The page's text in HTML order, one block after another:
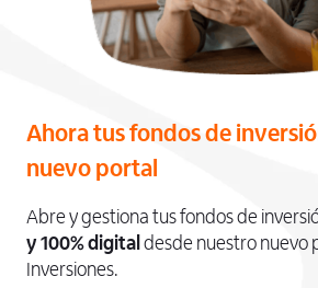
Ahora tus fondos de
nuevo portal
Abre y gestiona tus fondos de
y 100% digitaldesde nuestro nuevo
Inversiones.